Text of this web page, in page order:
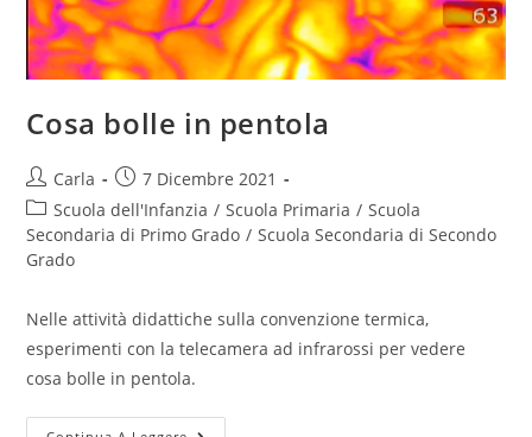
Cosa bolle in pentola
Post
author:
Carla
Post
published:
7 Dicembre 2021
Post
category:
Scuola dell'Infanzia / Scuola Primaria / Scuola
Secondaria di Primo Grado / Scuola Secondaria di Secondo
Grado
Nelle attività didattiche sulla convenzione termica,
esperimenti con la telecamera ad infrarossi per vedere
cosa bolle in pentola.